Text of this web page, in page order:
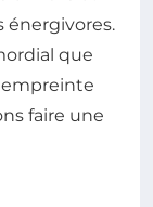
énergivores.
que
faire une